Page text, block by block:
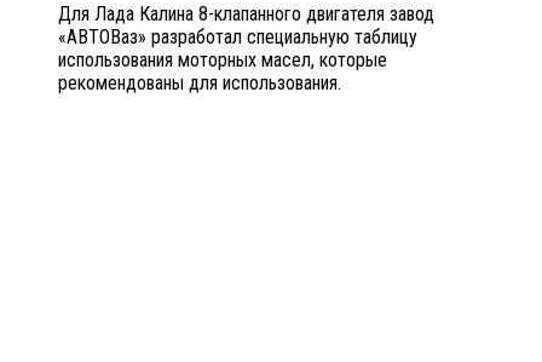
Для Лада Калина 8-клапанного двигателя завод
«АВТОВаз» разработал специальную таблицу
использования моторных масел, которые
рекомендованы для использования.